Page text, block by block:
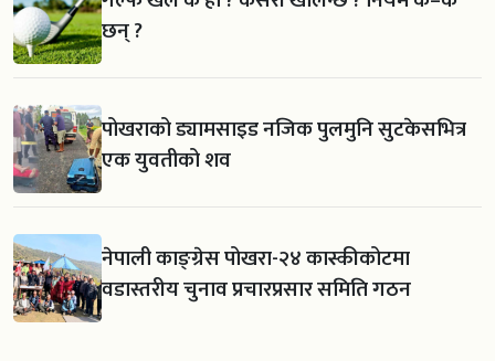
छन् ?
पोखराको ड्यामसाइड नजिक पुलमुनि सुटकेसभित्र
एक युवतीको शव
नेपाली काङ्ग्रेस पोखरा-२४ कास्कीकोटमा
वडास्तरीय चुनाव प्रचारप्रसार समिति गठन